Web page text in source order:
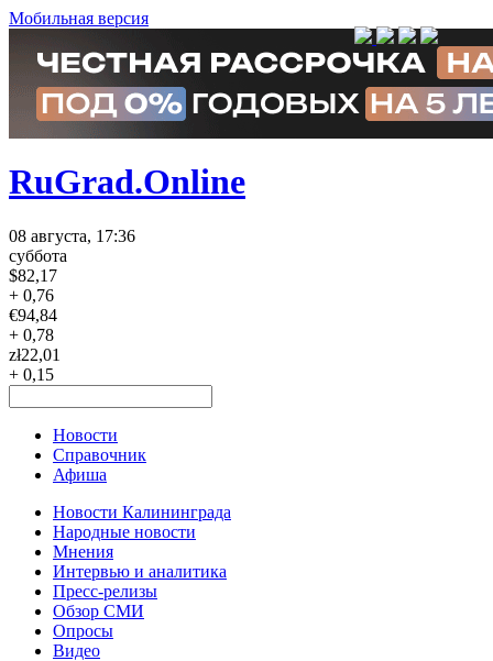
Мобильная версия
RuGrad.Online
08 августа, 17:36
суббота
$82,17
+ 0,76
€94,84
+ 0,78
zł22,01
+ 0,15
Новости
Справочник
Афиша
Новости Калининграда
Народные новости
Мнения
Интервью и аналитика
Пресс-релизы
Обзор СМИ
Опросы
Видео